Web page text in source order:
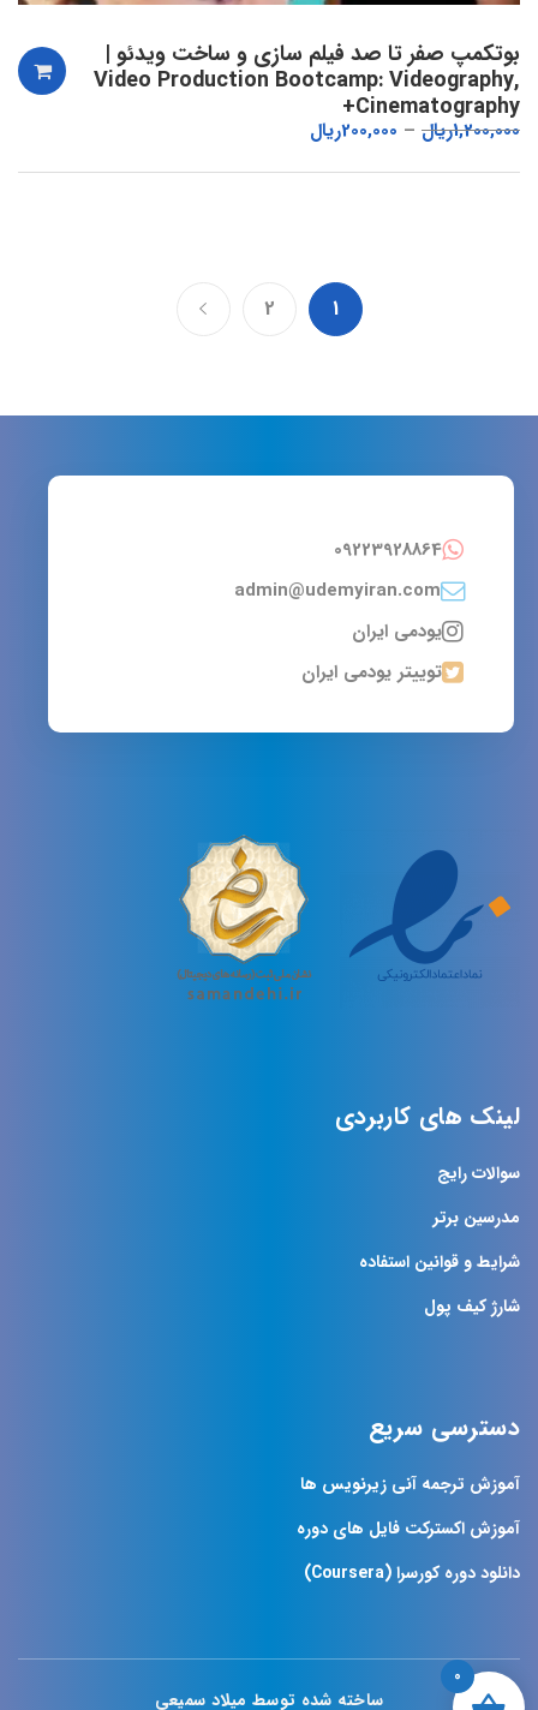
0
بوتکمپ صفر تا صد فیلم سازی و ساخت ویدئو |
Video Production Bootcamp: Videography,
Cinematography+
1,200,000ریال 200,000ریال
1
2
09223928864
admin@udemyiran.com
یودمی ایران
توییتر یودمی ایران
لینک های کاربردی
سوالات رایج
مدرسین برتر
شرایط و قوانین استفاده
شارژ کیف پول
دسترسی سریع
آموزش ترجمه آنی زیرنویس ها
آموزش اکسترکت فایل های دوره
دانلود دوره کورسرا (Coursera)
ساخته شده توسط میلاد سمیعی